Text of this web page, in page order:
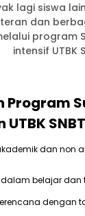
lagi siswa
dan
program
intensif UTBK
Program
UTBK
dan non
dalam belajar dan
dengan